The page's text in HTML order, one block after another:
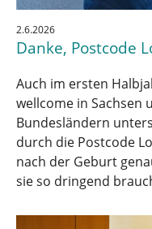
2.6.2026
Danke, Postcode
Auch im ersten
wellcome in Sachsen
Bundesländern
durch die Postcode
nach der Geburt
sie so dringend